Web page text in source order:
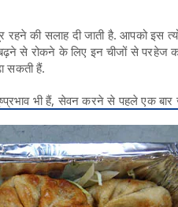
की सलाह दी जाती है. आपको इस
से रोकने के लिए इन चीजों से परहेज
सकती हैं.
भी हैं, सेवन करने से पहले एक